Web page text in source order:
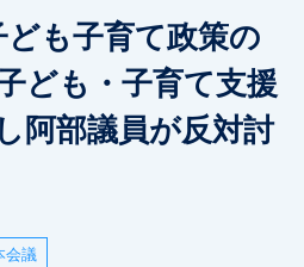
ども子育て政策の
ども・子育て支援
阿部議員が反対討
会議